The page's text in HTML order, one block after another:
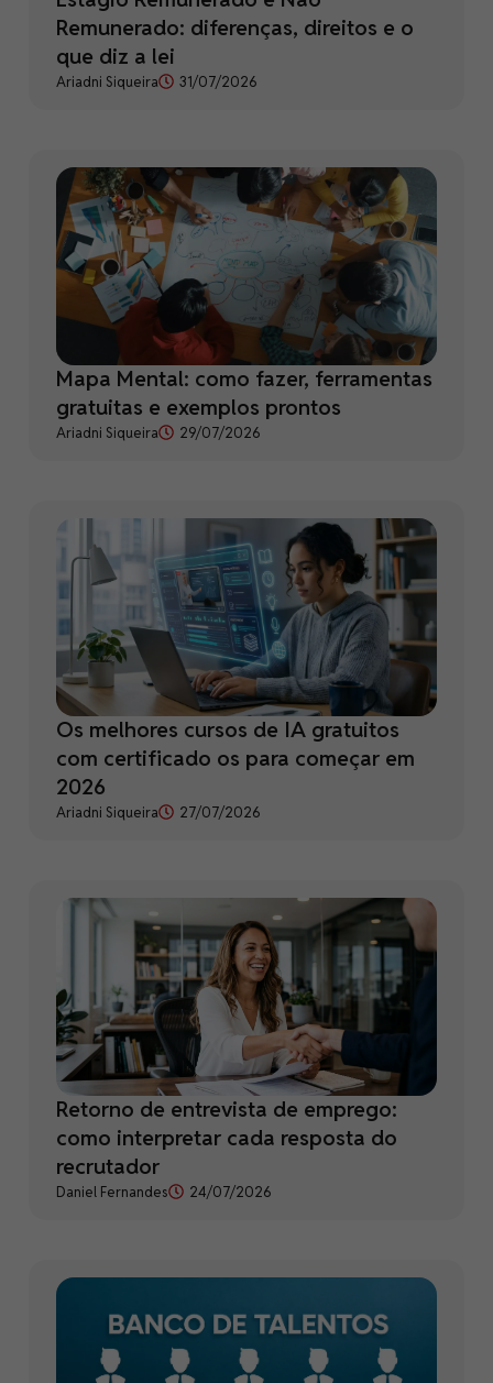
Remunerado: diferenças, direitos e o
que diz a lei
Ariadni Siqueira 31/07/2026
Mapa Mental: como fazer, ferramentas
gratuitas e exemplos prontos
Ariadni Siqueira 29/07/2026
Os melhores cursos de IA gratuitos
com certificado os para começar em
2026
Ariadni Siqueira 27/07/2026
Retorno de entrevista de emprego:
como interpretar cada resposta do
recrutador
Daniel Fernandes 24/07/2026